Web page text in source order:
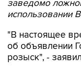
"В настоящее
розыск", -
По данным